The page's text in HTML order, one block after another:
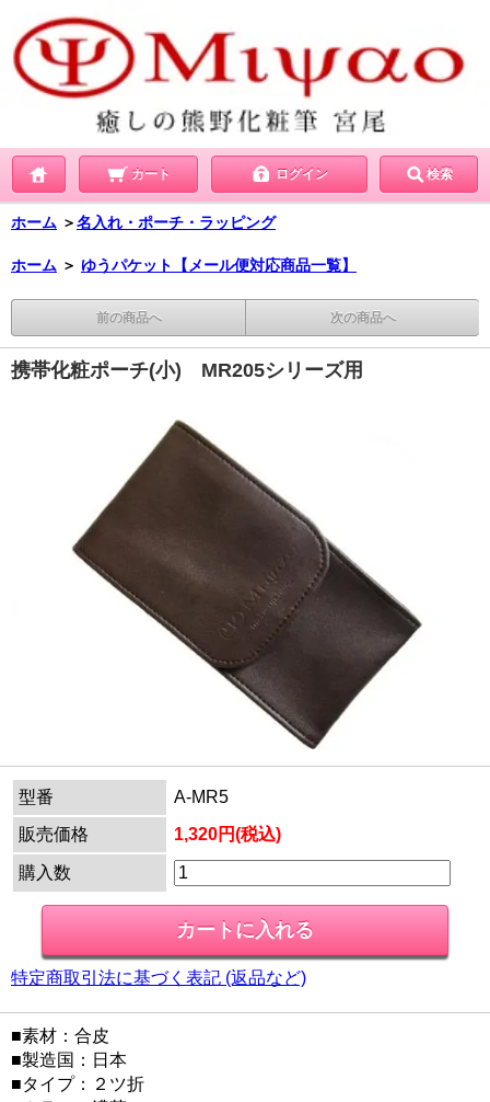
カート ログイン 検索
ホーム ＞名入れ・ポーチ・ラッピング
ホーム ＞ ゆうパケット【メール便対応商品一覧】
前の商品へ 次の商品へ
携帯化粧ポーチ(小) MR205シリーズ用
型番
A-MR5
販売価格
1,320円(税込)
購入数
特定商取引法に基づく表記 (返品など)
■素材：合皮
■製造国：日本
■タイプ：２ツ折